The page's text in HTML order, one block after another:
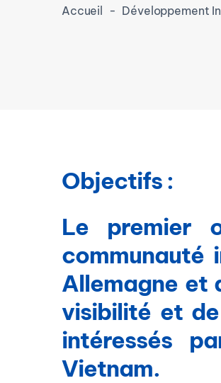
Accueil - Développement
Objectifs :
Le premier
communauté
Allemagne et
visibilité et
intéressés
Vietnam.